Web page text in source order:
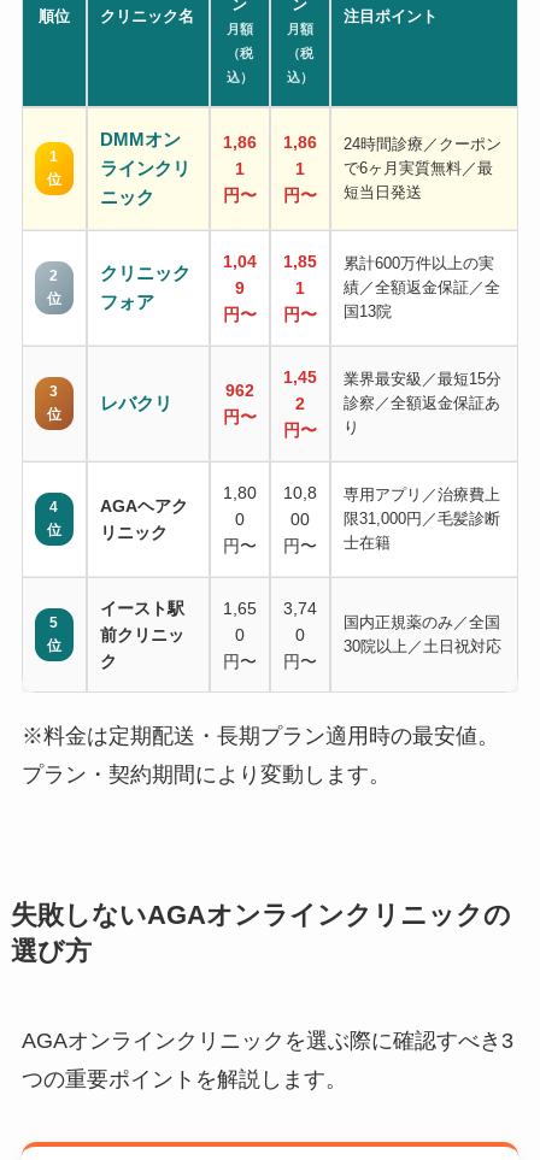
順位 クリニック名
ン
月額
（税
込）
ン
月額
（税
込）
注目ポイント
1
位
DMMオン
ラインクリ
ニック
1,86
1
円〜
1,86
1
円〜
24時間診療／クーポン
で6ヶ月実質無料／最
短当日発送
2
位
クリニック
フォア
1,04
9
円〜
1,85
1
円〜
累計600万件以上の実
績／全額返金保証／全
国13院
3
位
レバクリ
962
円〜
1,45
2
円〜
業界最安級／最短15分
診察／全額返金保証あ
り
4
位
AGAヘアク
リニック
1,80
0
円〜
10,8
00
円〜
専用アプリ／治療費上
限31,000円／毛髪診断
士在籍
5
位
イースト駅
前クリニッ
ク
1,65
0
円〜
3,74
0
円〜
国内正規薬のみ／全国
30院以上／土日祝対応
※料金は定期配送・長期プラン適用時の最安値。
プラン・契約期間により変動します。
失敗しないAGAオンラインクリニックの
選び方
AGAオンラインクリニックを選ぶ際に確認すべき3
つの重要ポイントを解説します。